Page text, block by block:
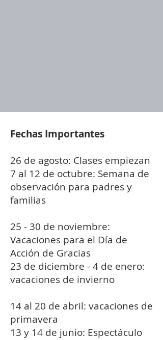
Fechas Importantes
26 de agosto: Clases empiezan
7 al 12 de octubre: Semana de
observación para padres y
familias
25 - 30 de noviembre:
Vacaciones para el Día de
Acción de Gracias
23 de diciembre - 4 de enero:
vacaciones de invierno
14 al 20 de abril: vacaciones de
primavera
13 y 14 de junio: Espectáculo